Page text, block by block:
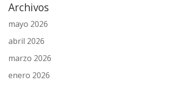
Archivos
mayo 2026
abril 2026
marzo 2026
enero 2026